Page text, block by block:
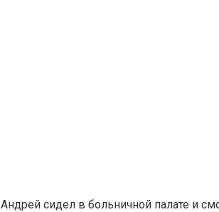
Андрей сидел в больничной палате и